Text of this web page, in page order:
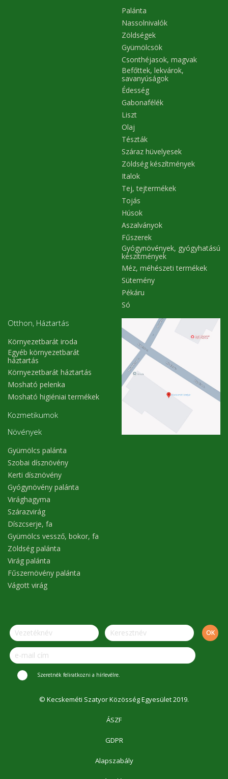
Palánta
Nassolnivalók
Zöldségek
Gyümölcsök
Csonthéjasok, magvak
Befőttek, lekvárok,
savanyúságok
Édesség
Gabonafélék
Liszt
Olaj
Tészták
Száraz hüvelyesek
Zöldség készítmények
Italok
Tej, tejtermékek
Tojás
Húsok
Aszalványok
Fűszerek
Gyógynövények, gyógyhatású
készítmények
Méz, méhészeti termékek
Sütemény
Pékáru
Só
Otthon, Háztartás
Környezetbarát iroda
Egyéb környezetbarát
háztartás
Környezetbarát háztartás
Mosható pelenka
Mosható higiéniai termékek
Kozmetikumok
Növények
Gyümölcs palánta
Szobai dísznövény
Kerti dísznövény
Gyógynövény palánta
Virághagyma
Szárazvirág
Díszcserje, fa
Gyümölcs vessző, bokor, fa
Zöldség palánta
Virág palánta
Fűszernövény palánta
Vágott virág
Szeretnék feliratkozni a hírlevélre.
© Kecskeméti Szatyor Közösség Egyesület 2019.
ÁSZF
GDPR
Alapszabály